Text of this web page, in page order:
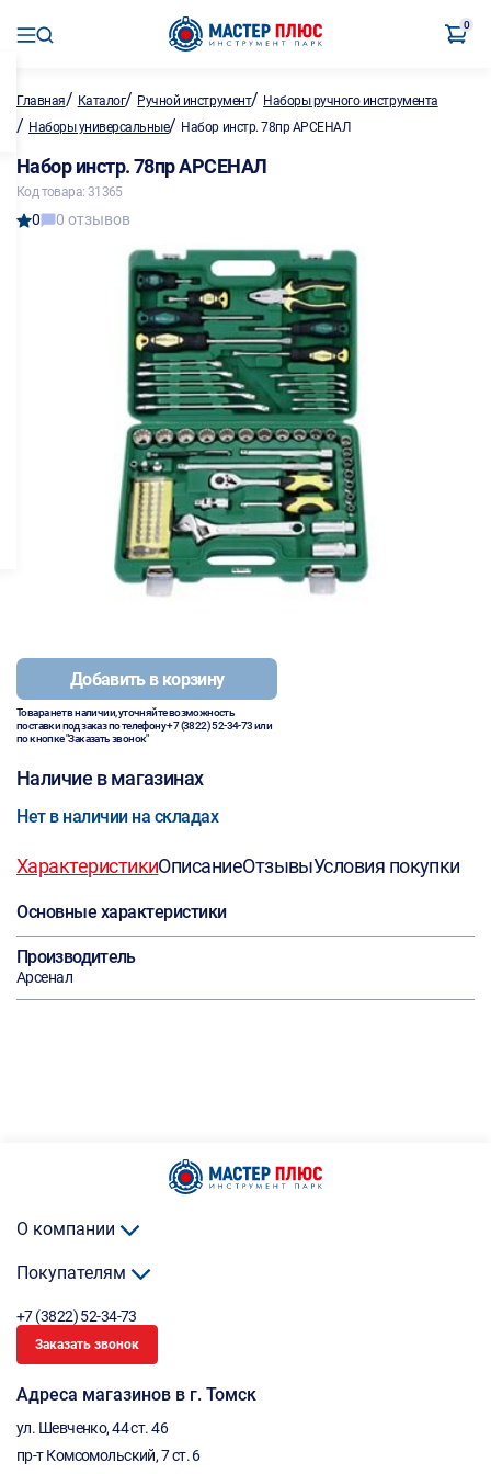
0
Главная/ Каталог/ Ручной инструмент/ Наборы ручного инструмента
/ Наборы универсальные/ Набор инстр. 78пр АРСЕНАЛ
Набор инстр. 78пр АРСЕНАЛ
Код товара: 31365
0 0 отзывов
Добавить в корзину
Товара нет в наличии, уточняйте возможность
поставки под заказ по телефону+7 (3822) 52-34-73или
по кнопке "Заказать звонок"
Наличие в магазинах
Нет в наличии на складах
ХарактеристикиОписаниеОтзывыУсловия покупки
Основные характеристики
Производитель
Арсенал
О компании
Покупателям
+7 (3822) 52-34-73
Заказать звонок
Адреса магазинов в г. Томск
ул. Шевченко, 44 ст. 46
пр-т Комсомольский, 7 ст. 6